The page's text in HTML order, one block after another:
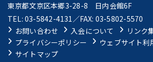
東京都文京区本郷3-28-8 日内会館6F
TEL: 03-5842-4131／FAX: 03-5802-5570
お問い合わせ
入会について
リンク
プライバシーポリシー
ウェブサイト利
サイトマップ